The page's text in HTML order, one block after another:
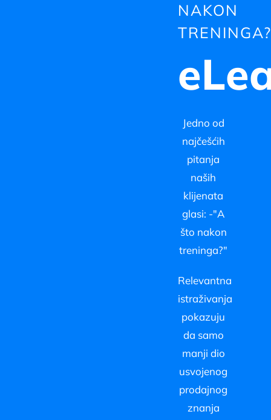
NAKON
TRENINGA?
Jedno od
najčešćih
pitanja
naših
klijenata
glasi: -"A
što nakon
treninga?"
Relevantna
istraživanja
pokazuju
da samo
manji dio
usvojenog
prodajnog
znanja